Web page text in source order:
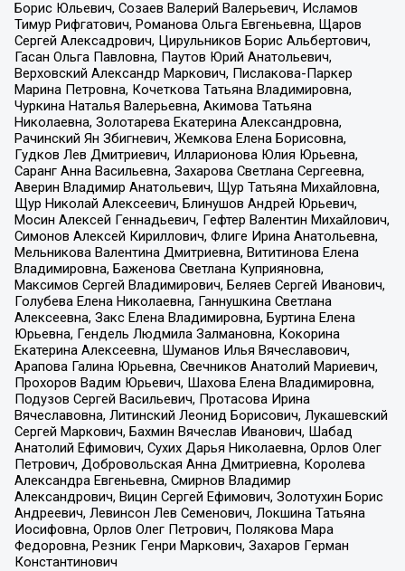
Борис Юльевич, Созаев Валерий Валерьевич, Исламов
Тимур Рифгатович, Романова Ольга Евгеньевна, Щаров
Сергей Алексадрович, Цирульников Борис Альбертович,
Гасан Ольга Павловна, Паутов Юрий Анатольевич,
Верховский Александр Маркович, Пислакова-Паркер
Марина Петровна, Кочеткова Татьяна Владимировна,
Чуркина Наталья Валерьевна, Акимова Татьяна
Николаевна, Золотарева Екатерина Александровна,
Рачинский Ян Збигневич, Жемкова Елена Борисовна,
Гудков Лев Дмитриевич, Илларионова Юлия Юрьевна,
Саранг Анна Васильевна, Захарова Светлана Сергеевна,
Аверин Владимир Анатольевич, Щур Татьяна Михайловна,
Щур Николай Алексеевич, Блинушов Андрей Юрьевич,
Мосин Алексей Геннадьевич, Гефтер Валентин Михайлович,
Симонов Алексей Кириллович, Флиге Ирина Анатольевна,
Мельникова Валентина Дмитриевна, Вититинова Елена
Владимировна, Баженова Светлана Куприяновна,
Максимов Сергей Владимирович, Беляев Сергей Иванович,
Голубева Елена Николаевна, Ганнушкина Светлана
Алексеевна, Закс Елена Владимировна, Буртина Елена
Юрьевна, Гендель Людмила Залмановна, Кокорина
Екатерина Алексеевна, Шуманов Илья Вячеславович,
Арапова Галина Юрьевна, Свечников Анатолий Мариевич,
Прохоров Вадим Юрьевич, Шахова Елена Владимировна,
Подузов Сергей Васильевич, Протасова Ирина
Вячеславовна, Литинский Леонид Борисович, Лукашевский
Сергей Маркович, Бахмин Вячеслав Иванович, Шабад
Анатолий Ефимович, Сухих Дарья Николаевна, Орлов Олег
Петрович, Добровольская Анна Дмитриевна, Королева
Александра Евгеньевна, Смирнов Владимир
Александрович, Вицин Сергей Ефимович, Золотухин Борис
Андреевич, Левинсон Лев Семенович, Локшина Татьяна
Иосифовна, Орлов Олег Петрович, Полякова Мара
Федоровна, Резник Генри Маркович, Захаров Герман
Константинович